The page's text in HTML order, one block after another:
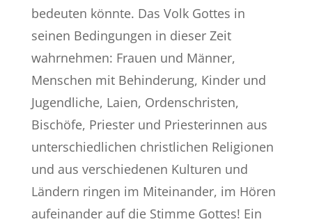
bedeuten könnte. Das Volk Gottes in
seinen Bedingungen in dieser Zeit
wahrnehmen: Frauen und Männer,
Menschen mit Behinderung, Kinder und
Jugendliche, Laien, Ordenschristen,
Bischöfe, Priester und Priesterinnen aus
unterschiedlichen christlichen Religionen
und aus verschiedenen Kulturen und
Ländern ringen im Miteinander, im Hören
aufeinander auf die Stimme Gottes! Ein